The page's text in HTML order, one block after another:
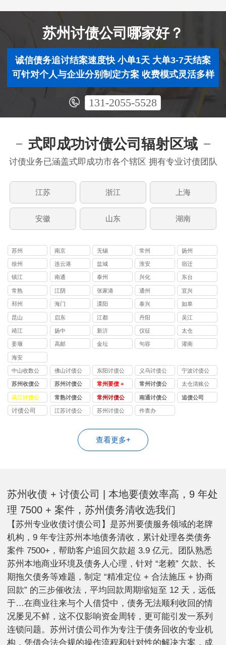
苏州讨债公司哪家好？
诚信债务追讨结案速度快 小单1天 大单3-7天结案
可针对个人与企业分别制定方案 收费模式灵活多样
131-2055-5528
式即成功讨债公司辐射区域
讨债业务已涵盖式即成功市各个辖区 拥有专业讨债团队
江苏 浙江 上海
安徽 山东 湖南
苏州 南京 无锡 常州 扬州
徐州 连云港 盐城 淮安 宿迁
镇江 南通 泰州 兴化 东台
常熟 江阴 张家港 通州 宜兴
邳州 海门 溧阳 泰兴 如皋
昆山 启东 江都 丹阳 吴江
靖江 扬中 新沂 仪征 太仓
姜堰 高邮 金坛 句容 灌南
海安
中山收数公
司
佛山讨债公
司
东阳讨债公
司
义乌讨债公
司
宁波讨债公
司
苏州收债公
司 | 苏州讨
债 + 要债效
率领先，8
苏州讨债公
司 | 联动苏
州要债 + 收
债团队，10
98% 追回
率，帮您快
常州要债 +
收债公司 |
专业讨债团
队，常州债
96%，24 小
常州讨债公
司 | 要债成
功率
98%+，10
验，常州本
地企业债务
太仓清账公
司
吴江讨债公
司
常熟讨债公
司
常州讨债公
司
南通讨债公
司
追债公司
讨债公司
江苏讨债公
苏州讨债公
件查办
查看更多+
苏州收债 + 讨债公司 | 本地要债效率高，9 年处
理 7500 + 案件，苏州债务清收选我们
【苏州专业收债讨债公司】是苏州要债服务领域的老牌
机构，9 年专注苏州本地债务清收，累计处理各类债务
案件 7500+，帮助客户追回欠款超 3.9 亿元。团队熟悉
苏州本地商业环境及债务人心理，针对 “老赖” 欠款、长
期拖欠债务等难题，制定 “精准定位 + 合法施压 + 协商
回款” 的三步催收法，平均回款周期缩短至 12 天，远低
于…在商业往来与个人借贷中，债务无法顺利收回的情
况屡见不鲜，这不仅影响资金周转，更可能引发一系列
连锁问题。苏州讨债公司作为专注于债务回收的专业机
构，凭借合法合规的操作流程和针对性的解决方案，成